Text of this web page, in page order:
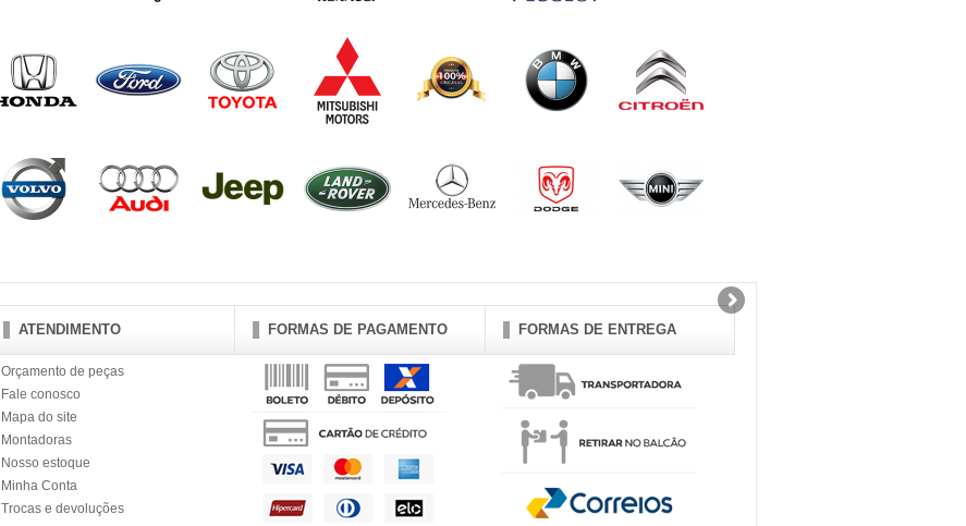
ATENDIMENTO
Orçamento de peças
Fale conosco
Mapa do site
Montadoras
Nosso estoque
Minha Conta
Trocas e devoluções
FORMAS DE PAGAMENTO FORMAS DE ENTREGA